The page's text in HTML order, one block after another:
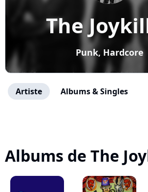
The
Punk, Hardcore
Artiste Albums & Singles
Albums de The